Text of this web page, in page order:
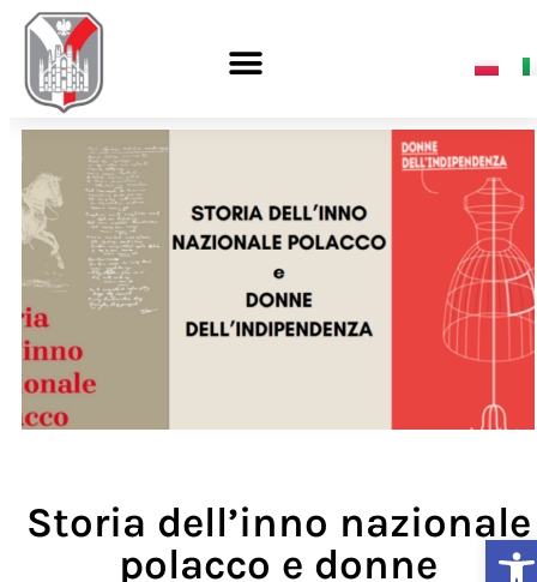
Storia dell’inno nazionale
polacco e donne